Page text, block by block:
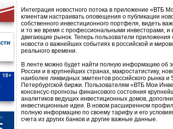
Интеграция новостного потока в приложение «ВТБ
клиентам настраивать оповещения о публикации
собственного инвестиционного портфеля, видеть
и то же время с профессиональными инвесторами, и
двигающие рынок. Теперь пользователи приложения
новости о важнейших событиях в российской и
реального времени.
В ленте можно будет найти полную информацию об
России и в крупнейших странах, макростатистику,
наиболее ликвидных эмитентов российского рынка и
Петербургской биржи. Пользователям «ВТБ Мои
консенсус-прогнозы финансового состояния
аналитиков ведущих инвестиционных домов,
инвестиционные идеи. В новом расширенном
полную информацию по своему тарифу и его
счета из других банков и другие важные данные.